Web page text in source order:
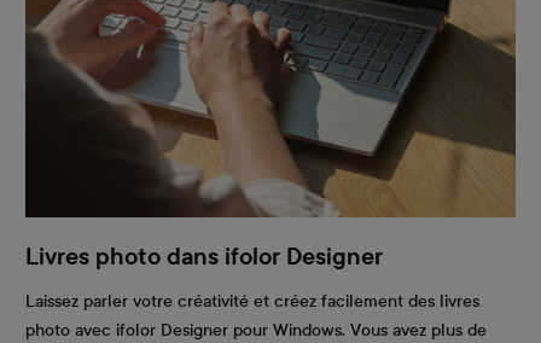
Livres photo dans ifolor Designer
Laissez parler votre créativité et créez facilement des livres
photo avec ifolor Designer pour Windows. Vous avez plus de